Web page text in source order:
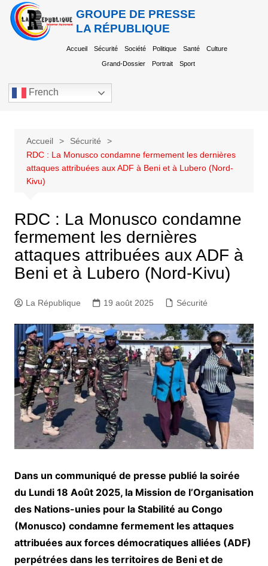
GROUPE DE PRESSE
LA RÉPUBLIQUE
Accueil Sécurité Société Politique Santé Culture
Grand-Dossier Portrait Sport
French
Accueil
Sécurité
RDC : La Monusco condamne fermement les dernières
attaques attribuées aux ADF à Beni et à Lubero (Nord-
Kivu)
RDC : La Monusco condamne
fermement les dernières
attaques attribuées aux ADF à
Beni et à Lubero (Nord-Kivu)
La République 19 août 2025 Sécurité
Dans un communiqué de presse publié la soirée
du Lundi 18 Août 2025, la Mission de l’Organisation
des Nations-unies pour la Stabilité au Congo
(Monusco) condamne fermement les attaques
attribuées aux forces démocratiques alliées (ADF)
perpétrées dans les territoires de Beni et de